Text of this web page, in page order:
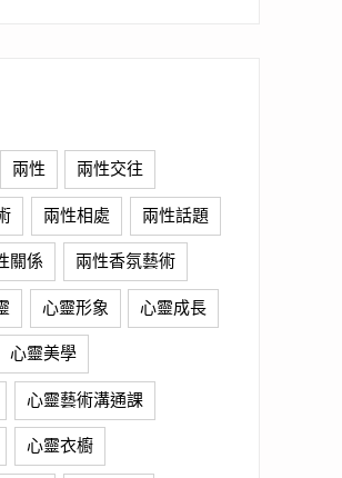
兩性 兩性交往
兩性相處 兩性話題
關係 兩性香氛藝術
心靈形象 心靈成長
心靈美學
心靈藝術溝通課
心靈衣櫥